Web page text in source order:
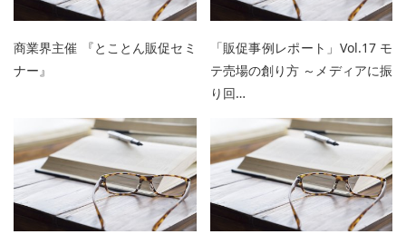
商業界主催 『とことん販促セミ
ナー』
「販促事例レポート」Vol.17 モ
テ売場の創り方 ～メディアに振
り回…